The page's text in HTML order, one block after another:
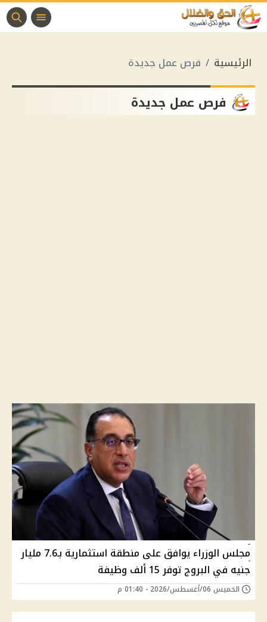
الرئيسية فرص عمل جديدة
فرص عمل جديدة
مجلس الوزراء يوافق على منطقة استثمارية بـ7.6 مليار
جنيه في البروج توفر 15 ألف وظيفة
الخميس 06/أغسطس/2026 - 01:40 م